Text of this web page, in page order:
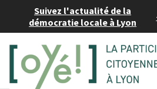
Suivez l'actualité de la
démocratie locale à Lyon